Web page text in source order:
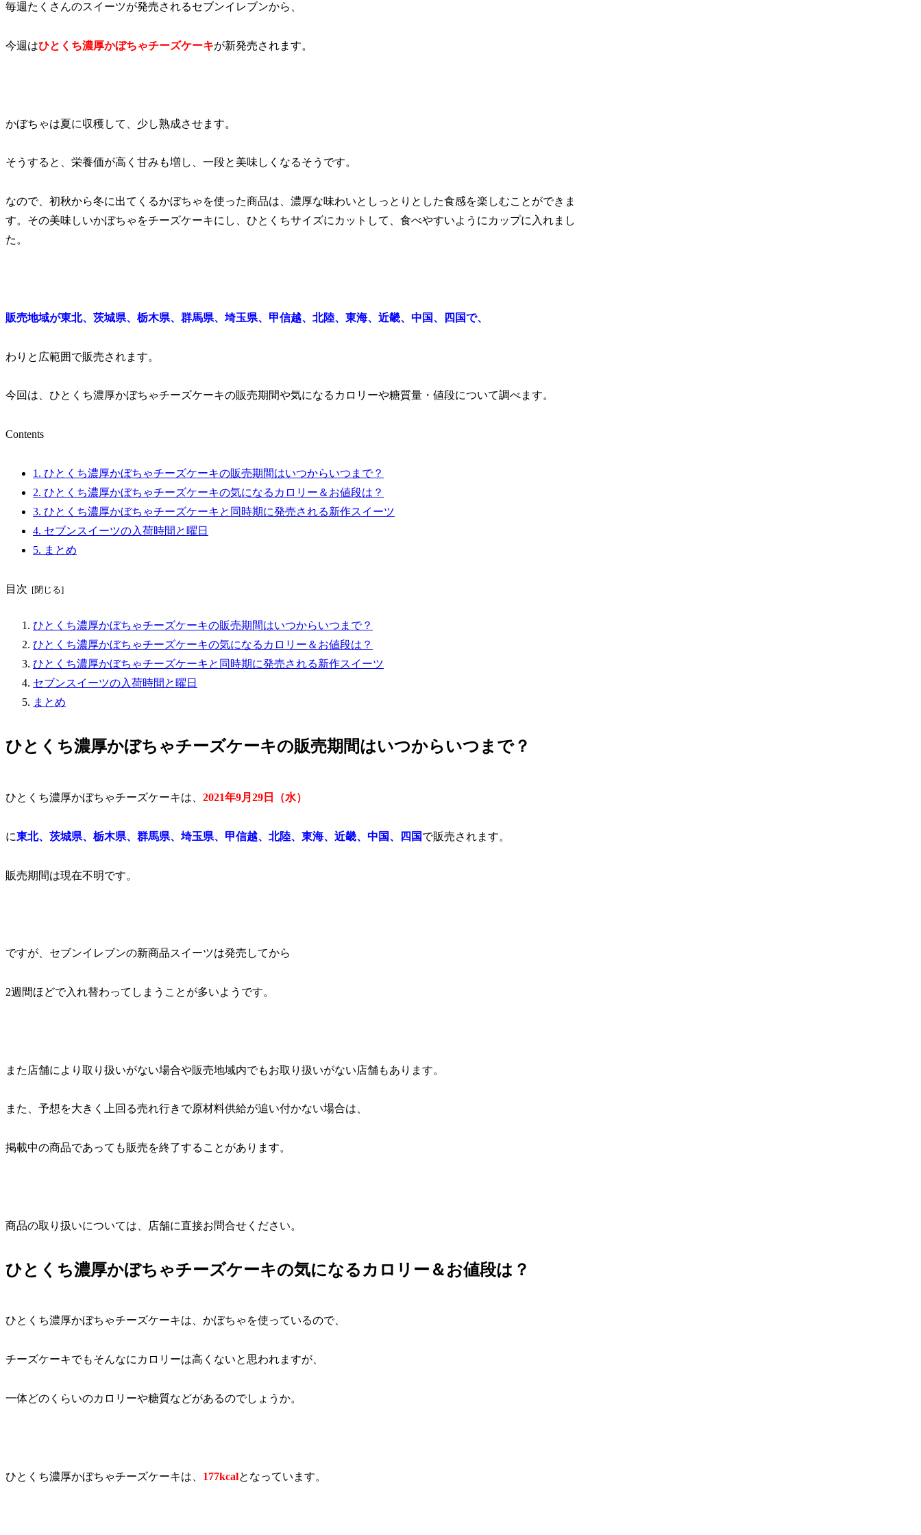
毎週たくさんのスイーツが発売されるセブンイレブンから、
今週はひとくち濃厚かぼちゃチーズケーキが新発売されます。
かぼちゃは夏に収穫して、少し熟成させます。
そうすると、栄養価が高く甘みも増し、一段と美味しくなるそうです。
なので、初秋から冬に出てくるかぼちゃを使った商品は、濃厚な味わいとしっとりとした食感を楽しむことができま
す。その美味しいかぼちゃをチーズケーキにし、ひとくちサイズにカットして、食べやすいようにカップに入れまし
た。
販売地域が東北、茨城県、栃木県、群馬県、埼玉県、甲信越、北陸、東海、近畿、中国、四国で、
わりと広範囲で販売されます。
今回は、ひとくち濃厚かぼちゃチーズケーキの販売期間や気になるカロリーや糖質量・値段について調べます。
Contents
1. ひとくち濃厚かぼちゃチーズケーキの販売期間はいつからいつまで？
2. ひとくち濃厚かぼちゃチーズケーキの気になるカロリー＆お値段は？
3. ひとくち濃厚かぼちゃチーズケーキと同時期に発売される新作スイーツ
4. セブンスイーツの入荷時間と曜日
5. まとめ
目次
ひとくち濃厚かぼちゃチーズケーキの販売期間はいつからいつまで？
ひとくち濃厚かぼちゃチーズケーキの気になるカロリー＆お値段は？
ひとくち濃厚かぼちゃチーズケーキと同時期に発売される新作スイーツ
セブンスイーツの入荷時間と曜日
まとめ
ひとくち濃厚かぼちゃチーズケーキの販売期間はいつからいつまで？
ひとくち濃厚かぼちゃチーズケーキは、 2021年9月29日（水）
に東北、茨城県、栃木県、群馬県、埼玉県、甲信越、北陸、東海、近畿、中国、四国で販売されます。
販売期間は現在不明です。
ですが、セブンイレブンの新商品スイーツは発売してから
2週間ほどで入れ替わってしまうことが多いようです。
また店舗により取り扱いがない場合や販売地域内でもお取り扱いがない店舗もあります。
また、予想を大きく上回る売れ行きで原材料供給が追い付かない場合は、
掲載中の商品であっても販売を終了することがあります。
商品の取り扱いについては、店舗に直接お問合せください。
ひとくち濃厚かぼちゃチーズケーキの気になるカロリー＆お値段は？
ひとくち濃厚かぼちゃチーズケーキは、かぼちゃを使っているので、
チーズケーキでもそんなにカロリーは高くないと思われますが、
一体どのくらいのカロリーや糖質などがあるのでしょうか。
ひとくち濃厚かぼちゃチーズケーキは、 177kcalとなっています。